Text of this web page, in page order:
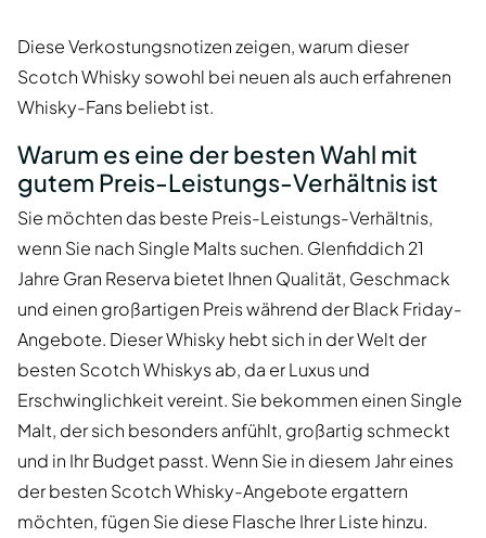
Diese Verkostungsnotizen zeigen, warum dieser
Scotch Whisky sowohl bei neuen als auch erfahrenen
Whisky-Fans beliebt ist.
Warum es eine der besten Wahl mit
gutem Preis-Leistungs-Verhältnis ist
Sie möchten das beste Preis-Leistungs-Verhältnis,
wenn Sie nach Single Malts suchen. Glenfiddich 21
Jahre Gran Reserva bietet Ihnen Qualität, Geschmack
und einen großartigen Preis während der Black Friday-
Angebote. Dieser Whisky hebt sich in der Welt der
besten Scotch Whiskys ab, da er Luxus und
Erschwinglichkeit vereint. Sie bekommen einen Single
Malt, der sich besonders anfühlt, großartig schmeckt
und in Ihr Budget passt. Wenn Sie in diesem Jahr eines
der besten Scotch Whisky-Angebote ergattern
möchten, fügen Sie diese Flasche Ihrer Liste hinzu.